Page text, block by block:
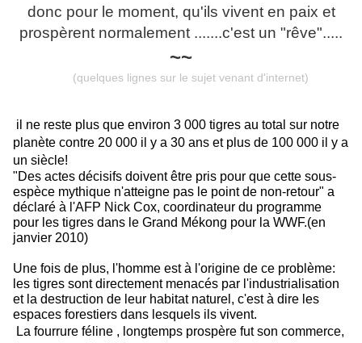
donc pour le moment, qu'ils vivent en paix et
prospèrent normalement .......c'est un "rêve".....
~~
(quelques lignes sur le sujet venant d'internet)
il ne reste plus que environ 3 000 tigres au total sur notre
planète contre 20 000 il y a 30 ans et plus de 100 000 il y a
un siècle!
"Des actes décisifs doivent être pris pour que cette sous-
espèce mythique n'atteigne pas le point de non-retour" a
déclaré à l'AFP Nick Cox, coordinateur du programme
pour les tigres dans le Grand Mékong pour la WWF.(en
janvier 2010)
Une fois de plus, l'homme est à l'origine de ce problème:
les tigres sont directement menacés par l'industrialisation
et la destruction de leur habitat naturel, c'est à dire les
espaces forestiers dans lesquels ils vivent.
La fourrure féline , longtemps prospère fut son commerce,